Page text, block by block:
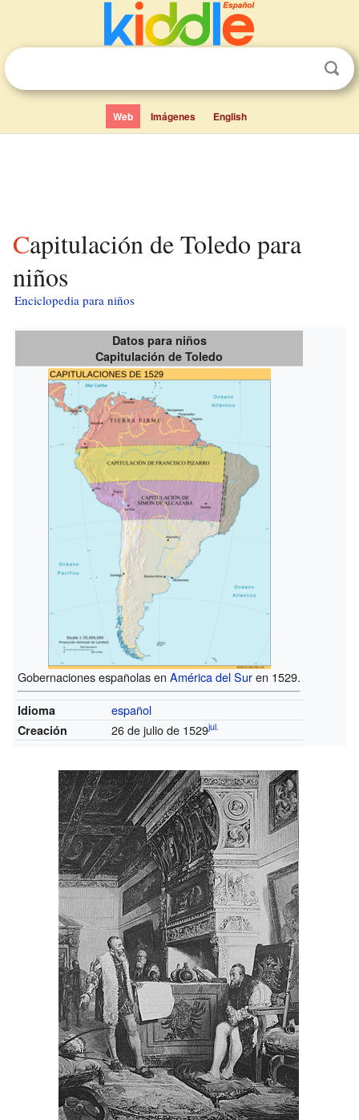
Web Imágenes English
Capitulación de Toledo para
niños
Enciclopedia para niños
Datos para niños
Capitulación de Toledo
Gobernaciones españolas enAmérica del Suren 1529.
Idioma español
Creación 26 de julio de 1529jul.